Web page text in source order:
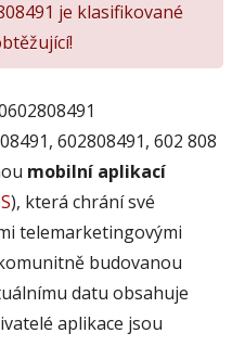
je klasifikované
602808491, 602 808
mobilní aplikací
), která chrání své
telemarketingovými
budovanou
datu obsahuje
aplikace jsou